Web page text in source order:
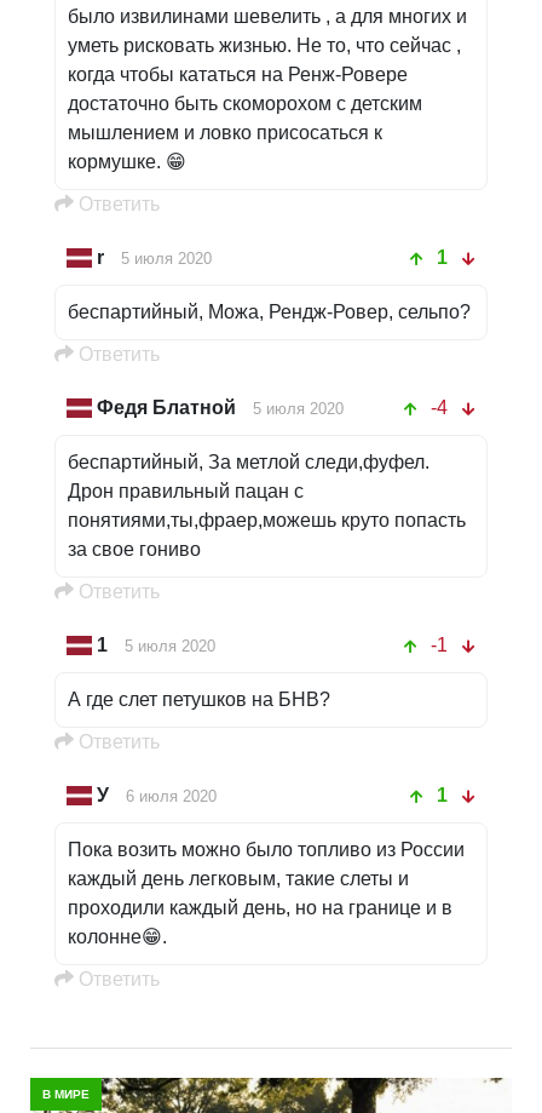
было извилинами шевелить , а для многих и
уметь рисковать жизнью. Не то, что сейчас ,
когда чтобы кататься на Ренж-Ровере
достаточно быть скоморохом с детским
мышлением и ловко присосаться к
кормушке. 😁
Oтветить
r 5 июля 2020 1
беспартийный, Можа, Рендж-Ровер, сельпо?
Oтветить
Федя Блатной 5 июля 2020 -4
беспартийный, За метлой следи,фуфел.
Дрон правильный пацан с
понятиями,ты,фраер,можешь круто попасть
за свое гониво
Oтветить
1 5 июля 2020 -1
А где слет петушков на БНВ?
Oтветить
У 6 июля 2020 1
Пока возить можно было топливо из России
каждый день легковым, такие слеты и
проходили каждый день, но на границе и в
колонне😁.
Oтветить
В МИРЕ